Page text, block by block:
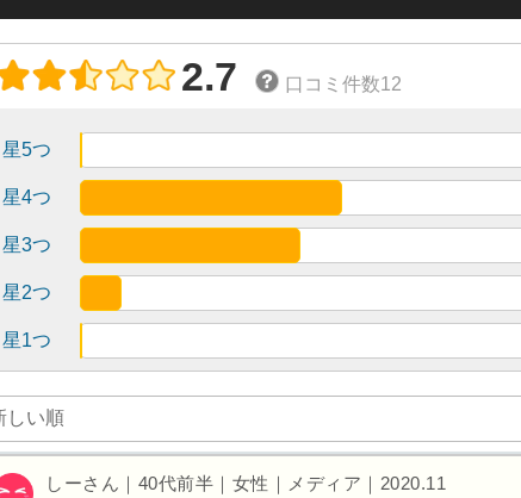
2.7 口コミ件数12
星5つ
星4つ
星3つ
星2つ
星1つ
しーさん｜40代前半｜女性｜メディア｜2020.11